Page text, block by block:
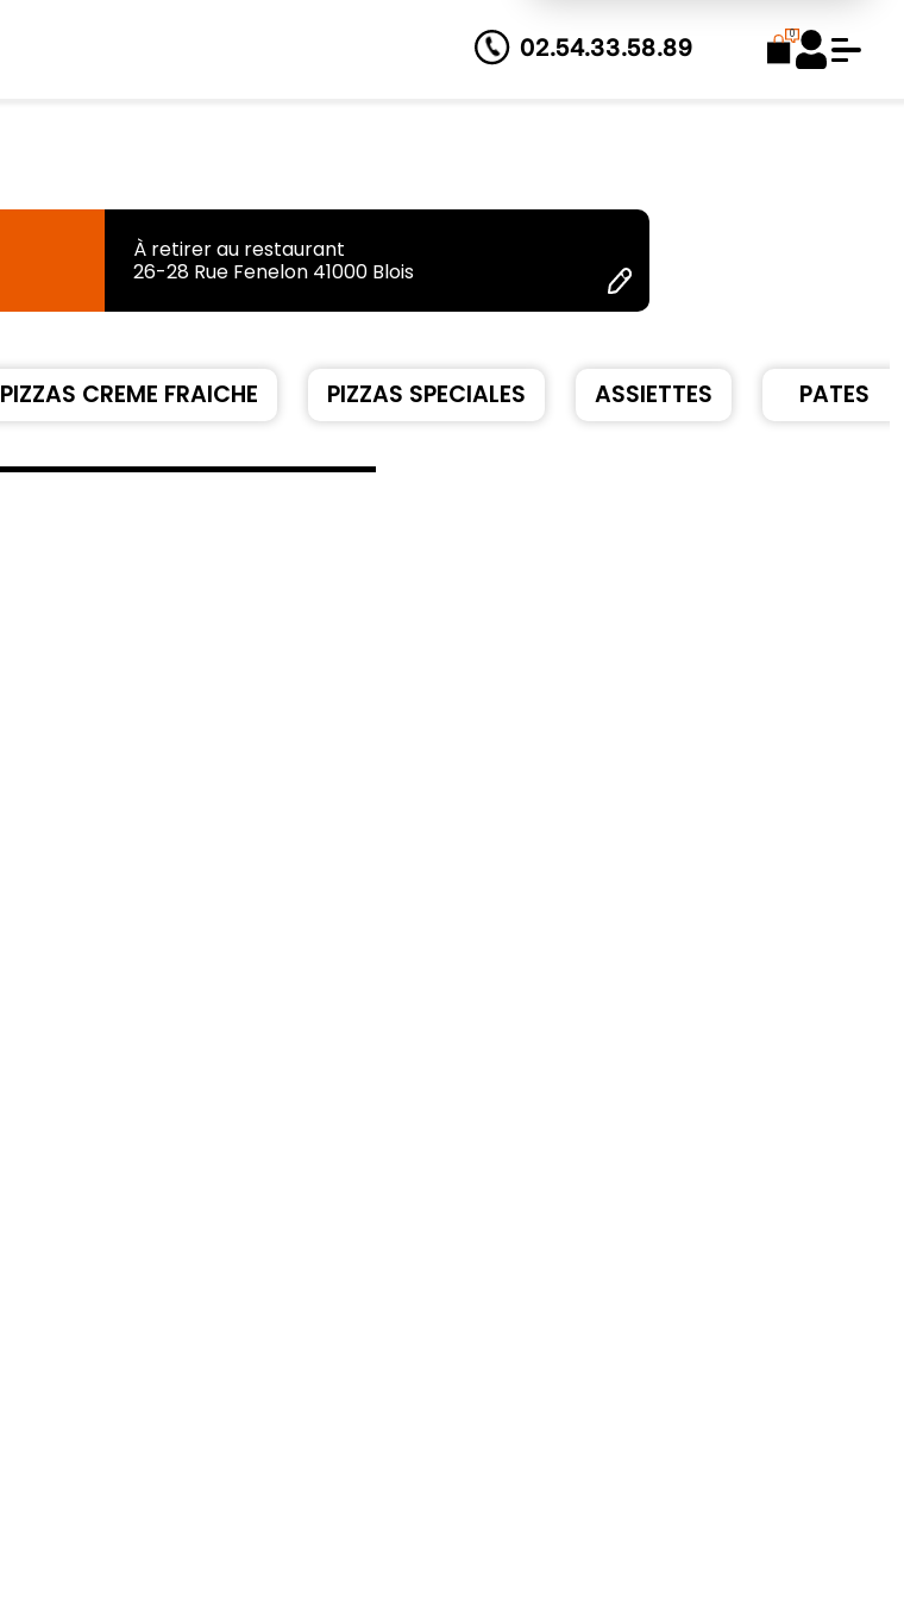
02.54.33.58.89
0
À retirer au restaurant
26-28 Rue Fenelon 41000 Blois
PIZZAS CREME FRAICHE PIZZAS SPECIALES ASSIETTES PATES